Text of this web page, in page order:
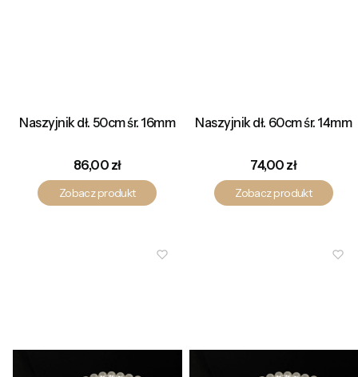
Naszyjnik dł. 50cm śr. 16mm
Cena
86,00 zł
Zobacz produkt
Naszyjnik dł. 60cm śr. 14mm
Cena
74,00 zł
Zobacz produkt